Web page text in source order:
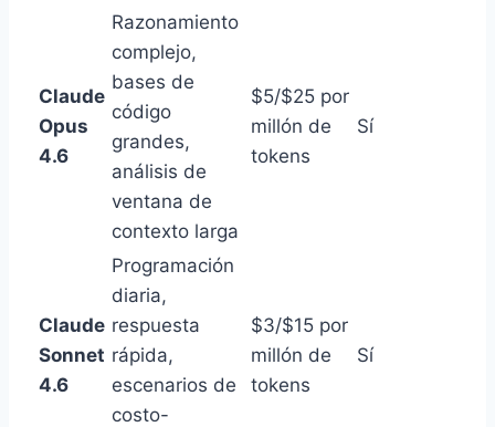
Claude
Opus
4.6
Razonamiento
complejo,
bases de
código
grandes,
análisis de
ventana de
contexto larga
$5/$25 por
millón de
tokens
Sí
Claude
Sonnet
4.6
Programación
diaria,
respuesta
rápida,
escenarios de
costo-
$3/$15 por
millón de
tokens
Sí